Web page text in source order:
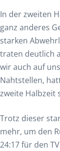
In der zweiten
ganz anderes
starken
traten deutlich
wir auch auf
Nahtstellen,
zweite Halbzeit
Trotz dieser
mehr, um den
24:17 für den